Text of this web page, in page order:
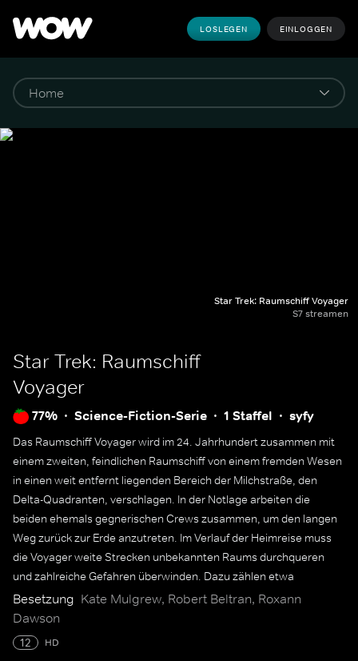
LOSLEGEN EINLOGGEN
Star Trek: Raumschiff Voyager
S7 streamen
Star Trek: Raumschiff
Voyager
77% Science-Fiction-Serie 1 Staffel syfy
Das Raumschiff Voyager wird im 24. Jahrhundert zusammen mit
einem zweiten, feindlichen Raumschiff von einem fremden Wesen
in einen weit entfernt liegenden Bereich der Milchstraße, den
Delta-Quadranten, verschlagen. In der Notlage arbeiten die
beiden ehemals gegnerischen Crews zusammen, um den langen
Weg zurück zur Erde anzutreten. Im Verlauf der Heimreise muss
die Voyager weite Strecken unbekannten Raums durchqueren
und zahlreiche Gefahren überwinden. Dazu zählen etwa
Auseinandersetzungen mit anderen Rassen, technische
Probleme, Weltraum-Anomalien, Zeitreisen, moralische
Dilemmas, Lebensmittel-Knappheit oder die Beschaffung von
Rohstoffen. Die Crew muss dabei eine Strecke von etwa 70.000
Besetzung Kate Mulgrew, Robert Beltran, Roxann
Dawson
12 HD